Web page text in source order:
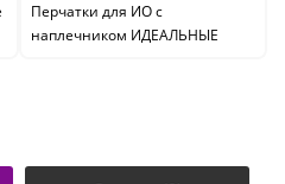
Перчатки для ИО с
наплечником ИДЕАЛЬНЫЕ